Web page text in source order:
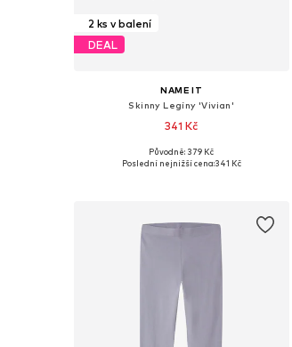
2 ks v balení
DEAL
NAME IT
Skinny Legíny 'Vivian'
341 Kč
Dostupné v mnoha velikostech
Původně: 379 Kč
Poslední nejnižší cena:341 Kč